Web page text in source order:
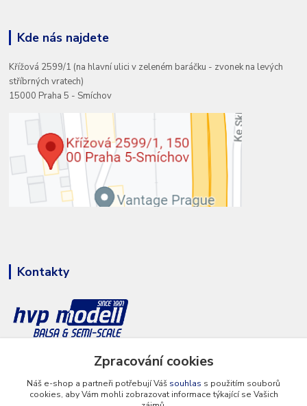
Kde nás najdete
Křížová 2599/1 (na hlavní ulici v zeleném baráčku - zvonek na levých
stříbrných vratech)
15000 Praha 5 - Smíchov
Kontakty
+420 777 286 674
info@hvp-modell.cz
Zpracování cookies
Náš e-shop a partneři potřebují Váš souhlas s použitím souborů
cookies, aby Vám mohli zobrazovat informace týkající se Vašich